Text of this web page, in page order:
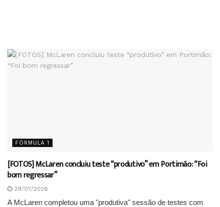
FÓRMULA 1
[FOTOS] McLaren concluiu teste “produtivo” em Portimão: “Foi
bom regressar”
29/07/2026
A McLaren completou uma "produtiva" sessão de testes com